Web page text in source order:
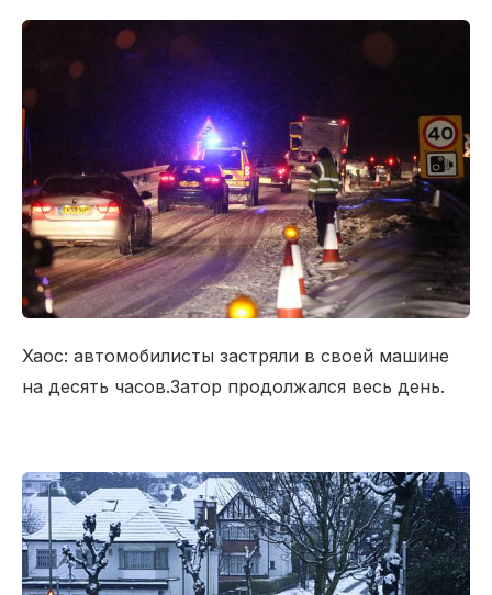
Хаос: автомобилисты застряли в своей машине
на десять часов.Затор продолжался весь день.